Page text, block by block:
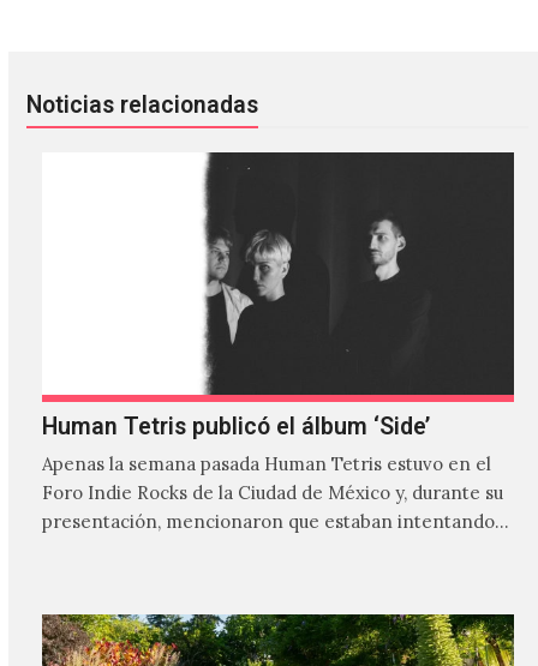
Noticias relacionadas
Human Tetris publicó el álbum ‘Side’
Apenas la semana pasada Human Tetris estuvo en el
Foro Indie Rocks de la Ciudad de México y, durante su
presentación, mencionaron que estaban intentando…